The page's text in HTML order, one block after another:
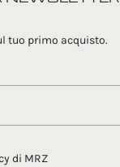
tuo primo acquisto.
di MRZ